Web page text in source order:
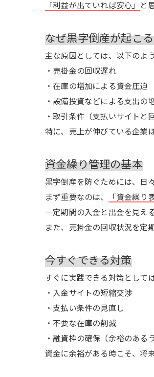
「利益が出ていれば安心」 と
なぜ黒字倒産が起こ
主な原因としては、以下のよ
・売掛金の回収遅れ
・在庫の増加による資金圧迫
・設備投資などによる支出の
・取引条件（支払いサイトと
特に、売上が伸びている企業
資金繰り管理の基本
黒字倒産を防ぐためには、日
まず重要なのは、
「資金繰り
一定期間の入金と出金を見え
また、売掛金の回収状況を定
今すぐできる対策
すぐに実践できる対策として
・入金サイトの短縮交渉
・支払い条件の見直し
・不要な在庫の削減
・融資枠の確保（余裕のある
資金に余裕がある時こそ、将